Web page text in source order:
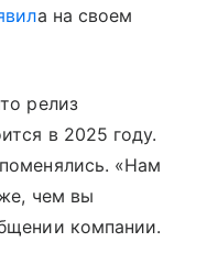
а на своем
релиз
в 2025 году.
поменялись. «Нам
чем вы
компании.